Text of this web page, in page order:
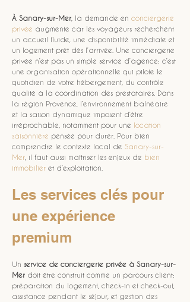
À Sanary-sur-Mer , la demande en conciergerie
privée augmente car les voyageurs recherchent
un accueil fluide, une disponibilité immédiate et
un logement prêt dès l’arrivée. Une conciergerie
privée n’est pas un simple service d’agence: c’est
une organisation opérationnelle qui pilote le
quotidien de votre hébergement, du contrôle
qualité à la coordination des prestataires. Dans
la région Provence, l’environnement balnéaire
et la saison dynamique imposent d’être
irréprochable, notamment pour une location
saisonnière pensée pour durer. Pour bien
comprendre le contexte local de Sanary-sur-
Mer , il faut aussi maîtriser les enjeux de bien
immobilier et d’exploitation.
Les services clés pour
une expérience
premium
Un service de conciergerie privée à Sanary-sur-
Mer doit être construit comme un parcours client:
préparation du logement, check-in et check-out,
assistance pendant le séjour, et gestion des